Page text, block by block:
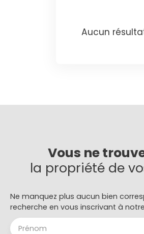
Aucun
Vous ne
la propriété de
Ne manquez plus aucun bien
recherche en vous inscrivant à
Prénom